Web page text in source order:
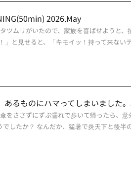
2026.May
ツムリがいたので、家族を喜ばせようと、
」と見せると、「キモイッ！持って来ない
るものにハマってしまいました。
をささずにずぶ濡れで歩いて帰ったら、
したか？ なんだか、猛暑で炎天下と後半